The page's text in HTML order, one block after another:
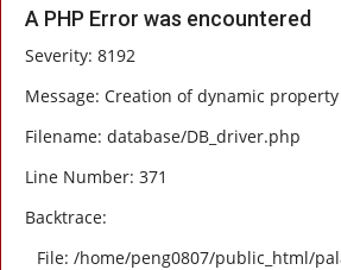
A PHP Error was encountered
Severity: 8192
Message: Creation of dynamic
Filename: database/DB_driver.php
Line Number: 371
Backtrace:
File: /home/peng0807/public_html/